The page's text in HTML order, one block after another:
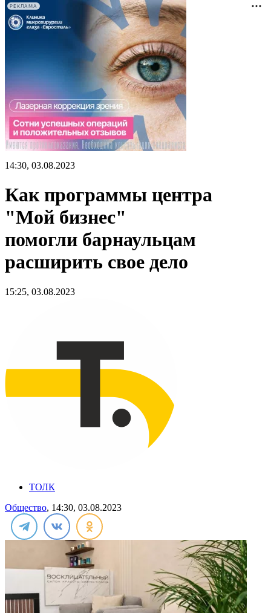
РЕКЛАМА
14:30, 03.08.2023
Как программы центра
"Мой бизнес"
помогли барнаульцам
расширить свое дело
15:25, 03.08.2023
ТОЛК
Общество, 14:30, 03.08.2023